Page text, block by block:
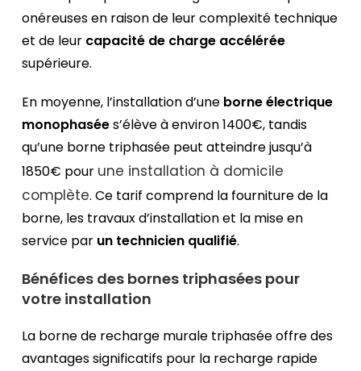
onéreuses en raison de leur complexité technique
et de leur capacité de charge accélérée
supérieure.
En moyenne, l’installation d’une borne électrique
monophasées’élève à environ 1400€, tandis
qu’une borne triphasée peut atteindre jusqu’à
1850€ pour une installation à domicile
complète. Ce tarif comprend la fourniture de la
borne, les travaux d’installation et la mise en
service par un technicien qualifié.
Bénéfices des bornes triphasées pour
votre installation
La borne de recharge murale triphasée offre des
avantages significatifs pour la recharge rapide